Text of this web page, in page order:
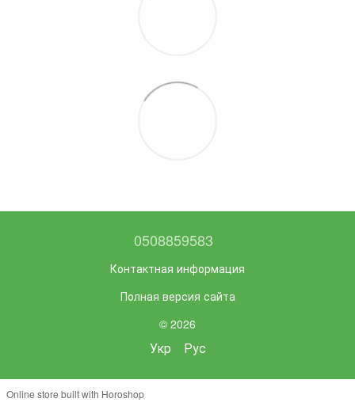
0508859583
Контактная информация
Полная версия сайта
© 2026
Укр Рус
Online store built with Horoshop